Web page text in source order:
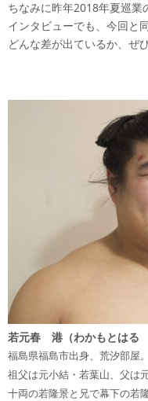
ちなみに昨年2018年夏巡業
インタビューでも、今回と
どんな差が出ているか、ぜ
若元春 港（わかもとはる
福島県福島市出身、荒汐部屋。
祖父は元小結・若葉山、父は
十両の若隆景と兄で幕下の若